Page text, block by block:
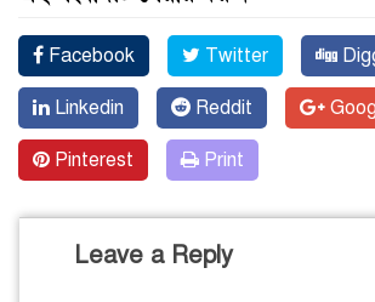
Facebook Twitter
Linkedin Reddit
Pinterest Print
Leave a Reply